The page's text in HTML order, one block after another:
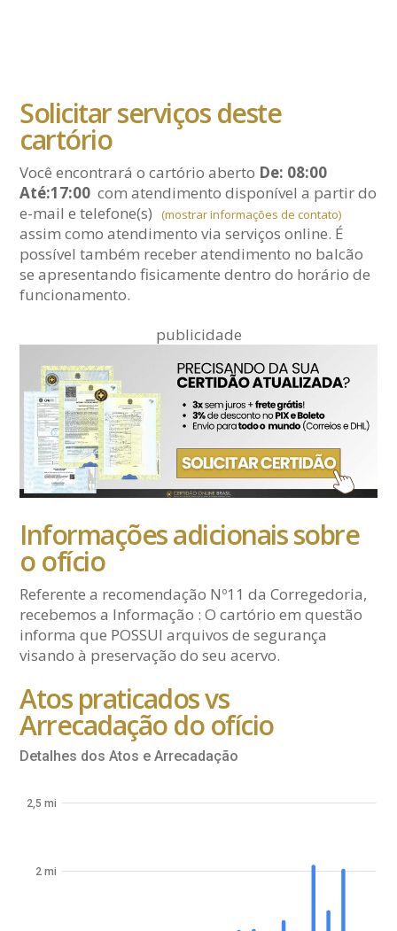
Solicitar serviços deste
cartório
Você encontrará o cartório aberto De: 08:00
Até:17:00 com atendimento disponível a partir do
e-maile telefone(s) (mostrar informações de contato)
assim como atendimento via serviços online. É
possível também receber atendimento no balcão
se apresentando fisicamente dentro do horário de
funcionamento.
publicidade
Informações adicionais sobre
o ofício
Referente a recomendação Nº11 da Corregedoria,
recebemos a Informação : O cartório em questão
informa que POSSUI arquivos de segurança
visando à preservação do seu acervo.
Atos praticados vs
Arrecadação do ofício
Detalhes dos Atos e Arrecadação
2 mi
2,5 mi